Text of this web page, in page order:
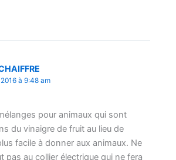
à 9:48 am
pour animaux qui sont
du vinaigre de fruit au lieu de
facile à donner aux animaux. Ne
pas au collier électrique qui ne fera